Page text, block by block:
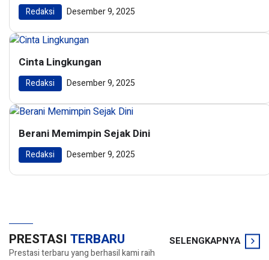
Redaksi Desember 9, 2025
Cinta Lingkungan
Redaksi Desember 9, 2025
Berani Memimpin Sejak Dini
Redaksi Desember 9, 2025
PRESTASI TERBARU
Prestasi terbaru yang berhasil kami raih
SELENGKAPNYA